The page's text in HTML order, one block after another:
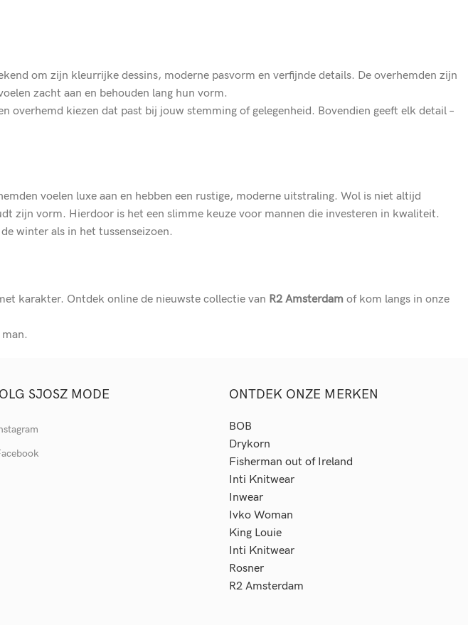
om zijn kleurrijke dessins, moderne pasvorm en verfijnde details. De overhemden zijn
zacht aan en behouden lang hun vorm.
kiezen dat past bij jouw stemming of gelegenheid. Bovendien geeft elk detail –
voelen luxe aan en hebben een rustige, moderne uitstraling. Wol is niet altijd
zijn vorm. Hierdoor is het een slimme keuze voor mannen die investeren in kwaliteit.
winter als in het tussenseizoen.
karakter. Ontdek online de nieuwste collectie van R2 Amsterdam of kom langs in onze
SJOSZ MODE ONTDEK ONZE MERKEN
BOB
Drykorn
Fisherman out of Ireland
Inti Knitwear
Inwear
Ivko Woman
King Louie
Inti Knitwear
Rosner
R2 Amsterdam